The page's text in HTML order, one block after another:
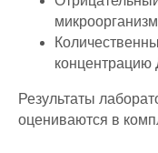
концентрацию
Результаты
оцениваются в